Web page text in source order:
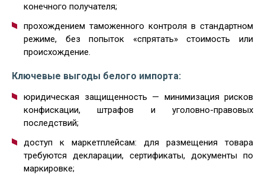
конечного получателя;
прохождением таможенного контроля в стандартном
режиме, без попыток «спрятать» стоимость или
происхождение.
Ключевые выгоды белого импорта:
юридическая защищенность — минимизация рисков
конфискации, штрафов и уголовно-правовых
последствий;
доступ к маркетплейсам: для размещения товара
требуются декларации, сертификаты, документы по
маркировке;